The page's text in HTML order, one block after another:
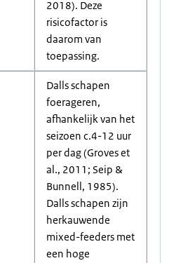
2018). Deze
risicofactor is
daarom van
toepassing.
Dalls schapen
foerageren,
afhankelijk van het
seizoen c.4-12 uur
per dag (Groves et
al., 2011; Seip &
Bunnell, 1985).
Dalls schapen zijn
herkauwende
mixed-feeders met
een hoge